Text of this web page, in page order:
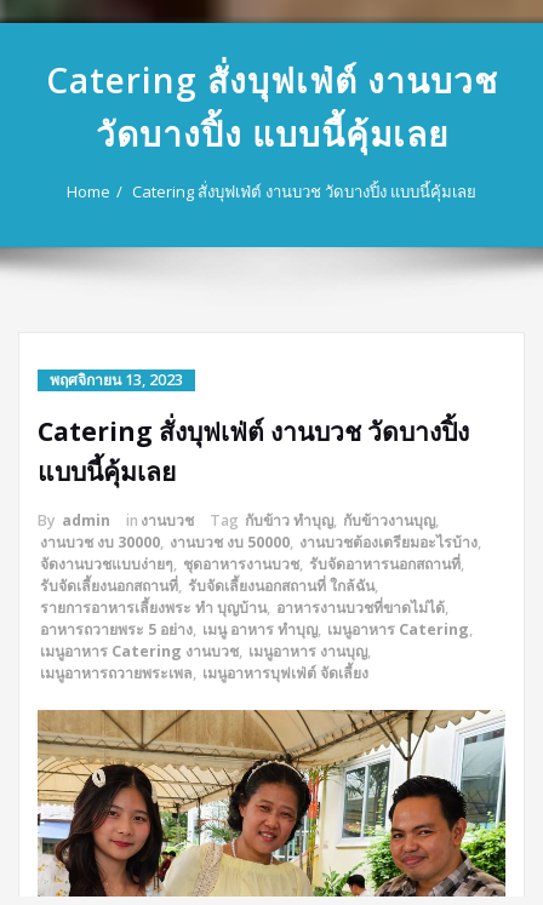
Catering สั่งบุฟเฟ่ต์ งานบวช
วัดบางปิ้ง แบบนี้คุ้มเลย
Home Catering สั่งบุฟเฟ่ต์ งานบวช วัดบางปิ้ง แบบนี้คุ้มเลย
พฤศจิกายน 13, 2023
Catering สั่งบุฟเฟ่ต์ งานบวช วัดบางปิ้ง
แบบนี้คุ้มเลย
By admin in งานบวช Tag กับข้าว ทำบุญ, กับข้าวงานบุญ,
งานบวช งบ 30000, งานบวช งบ 50000, งานบวชต้องเตรียมอะไรบ้าง,
จัดงานบวชแบบง่ายๆ, ชุดอาหารงานบวช, รับจัดอาหารนอกสถานที่,
รับจัดเลี้ยงนอกสถานที่, รับจัดเลี้ยงนอกสถานที่ ใกล้ฉัน,
รายการอาหารเลี้ยงพระ ทํา บุญบ้าน, อาหารงานบวชที่ขาดไม่ได้,
อาหารถวายพระ 5 อย่าง, เมนู อาหาร ทำบุญ, เมนูอาหาร Catering,
เมนูอาหาร Catering งานบวช, เมนูอาหาร งานบุญ,
เมนูอาหารถวายพระเพล, เมนูอาหารบุฟเฟ่ต์ จัดเลี้ยง